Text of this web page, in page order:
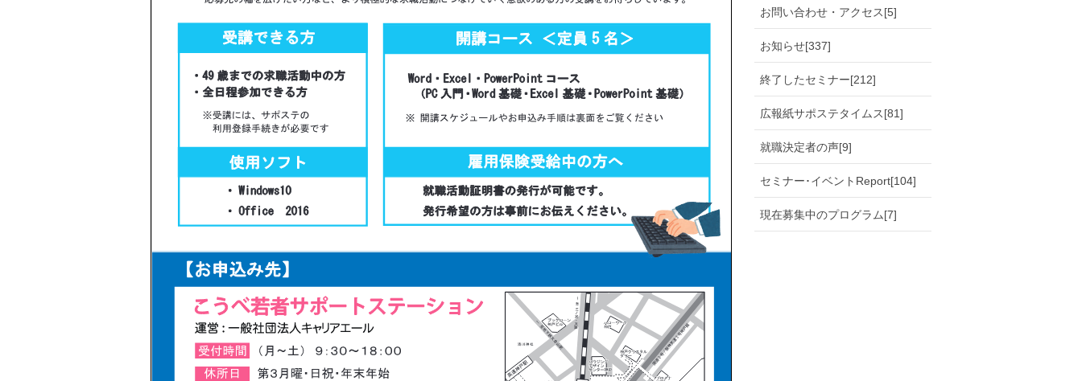
お問い合わせ・アクセス[5]
お知らせ[337]
終了したセミナー[212]
広報紙サポステタイムス[81]
就職決定者の声[9]
セミナー･イベントReport[104]
現在募集中のプログラム[7]